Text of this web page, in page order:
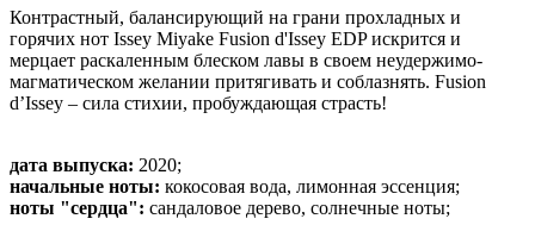
Контрастный, балансирующий на грани прохладных и
горячих нот Issey Miyake Fusion d'Issey EDP искрится и
мерцает раскаленным блеском лавы в своем неудержимо-
магматическом желании притягивать и соблазнять. Fusion
d’Issey – сила стихии, пробуждающая страсть!
дата выпуска: 2020;
начальные ноты: кокосовая вода, лимонная эссенция;
ноты "сердца": сандаловое дерево, солнечные ноты;